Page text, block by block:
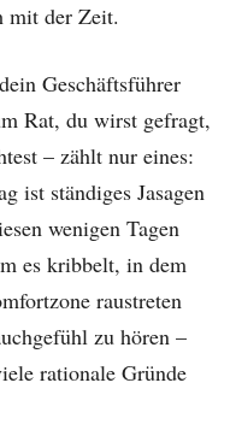
mit der Zeit.
Geschäftsführer
Rat, du wirst gefragt,
– zählt nur eines:
ist ständiges Jasagen
wenigen Tagen
es kribbelt, in dem
raustreten
zu hören –
rationale Gründe